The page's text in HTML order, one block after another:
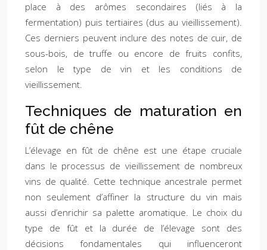
place à des arômes secondaires (liés à la
fermentation) puis tertiaires (dus au vieillissement).
Ces derniers peuvent inclure des notes de cuir, de
sous-bois, de truffe ou encore de fruits confits,
selon le type de vin et les conditions de
vieillissement.
Techniques de maturation en
fût de chêne
L’élevage en fût de chêne est une étape cruciale
dans le processus de vieillissement de nombreux
vins de qualité. Cette technique ancestrale permet
non seulement d’affiner la structure du vin mais
aussi d’enrichir sa palette aromatique. Le choix du
type de fût et la durée de l’élevage sont des
décisions fondamentales qui influenceront